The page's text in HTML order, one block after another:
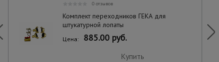
0 отзывов
Комплект переходников ГЕКА для
штукатурной лопаты
Цена: 885.00 руб.
Купить